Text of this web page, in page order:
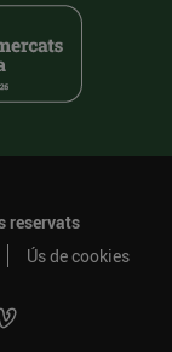
reservats
Ús de cookies